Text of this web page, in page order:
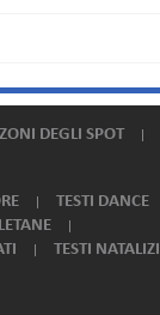
DEGLI SPOT
TESTI DANCE
TESTI NATALIZI